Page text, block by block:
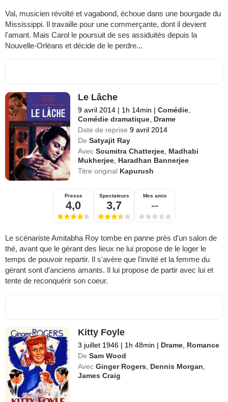
Val, musicien révolté et vagabond, échoue dans une bourgade du
Mississippi. Il travaille pour une commerçante, dont il devient
l'amant. Mais Carol le poursuit de ses assiduités depuis la
Nouvelle-Orléans et décide de le perdre...
Le Lâche
9 avril 2014 | 1h 14min | Comédie
Comédie dramatique Drame
Date de reprise 9 avril 2014
De Satyajit Ray
Avec Soumitra Chatterjee Madhabi
Mukherjee Haradhan Bannerjee
Titre original Kapurush
Presse
4,0
Spectateurs
3,7
Mes amis
--
Le scénariste Amitabha Roy tombe en panne près d'un salon de
thé, avant que le gérant des lieux ne lui propose de le loger le
temps de pouvoir repartir. Il s'avère que l'invité et la femme du
gérant sont d'anciens amants. Il lui propose de partir avec lui et
tente de reconquérir son coeur.
Kitty Foyle
3 juillet 1946 | 1h 48min | Drame Romance
De Sam Wood
Avec Ginger Rogers Dennis Morgan
James Craig